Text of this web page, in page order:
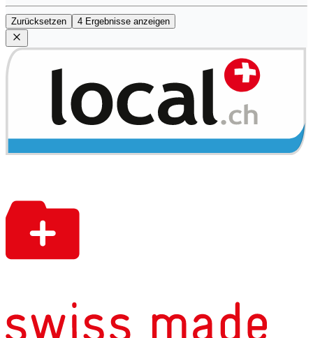
Zurücksetzen 4 Ergebnisse anzeigen